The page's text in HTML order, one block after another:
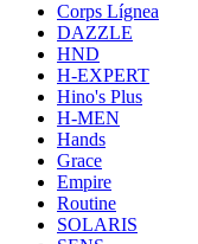
Corps Lígnea
DAZZLE
HND
H-EXPERT
Hino's Plus
H-MEN
Hands
Grace
Empire
Routine
SOLARIS